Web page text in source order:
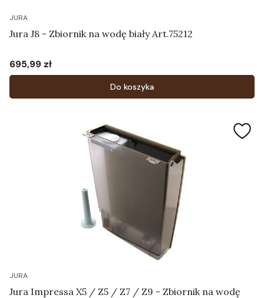
JURA
Jura J8 - Zbiornik na wodę biały Art.75212
Cena
695,99 zł
Do koszyka
JURA
Jura Impressa X5 / Z5 / Z7 / Z9 - Zbiornik na wodę